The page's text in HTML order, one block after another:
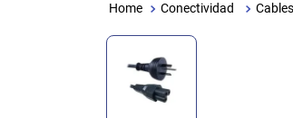
Conectividad Cables